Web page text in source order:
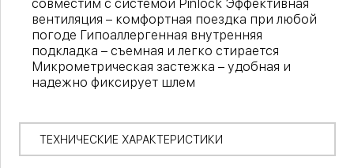
совместим с системой Pinlock Эффективная
вентиляция – комфортная поездка при любой
погоде Гипоаллергенная внутренняя
подкладка – съемная и легко стирается
Микрометрическая застежка – удобная и
надежно фиксирует шлем
ТЕХНИЧЕСКИЕ ХАРАКТЕРИСТИКИ